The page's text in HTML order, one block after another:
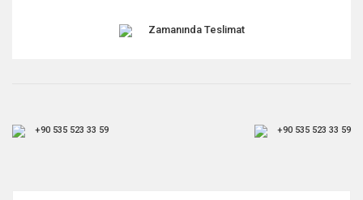
Zamanında Teslimat
+90 535 523 33 59 +90 535 523 33 59